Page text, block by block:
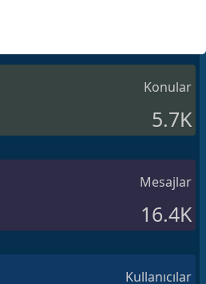
Konular
5.7K
Mesajlar
16.4K
Kullanıcılar